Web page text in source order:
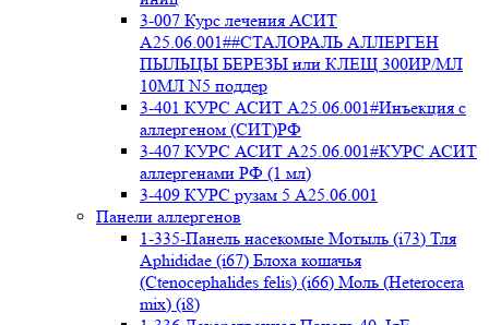
3-007 Курс лечения АСИТ
А25.06.001##СТАЛОРАЛЬ АЛЛЕРГЕН
ПЫЛЬЦЫ БЕРЕЗЫ или КЛЕЩ 300ИР/МЛ
10МЛ N5 поддер
3-401 КУРС АСИТ А25.06.001#Инъекция с
аллергеном (СИТ)РФ
3-407 КУРС АСИТ А25.06.001#КУРС АСИТ
аллергенами РФ (1 мл)
3-409 КУРС рузам 5 А25.06.001
Панели аллергенов
1-335-Панель насекомые Мотыль (i73) Тля
Aphididae (i67) Блоха кошачья
(Ctenocephalides felis) (i66) Моль (Heterocera
mix) (i8)